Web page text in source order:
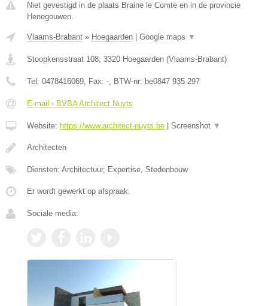
Niet gevestigd in de plaats Braine le Comte en in de provincie
Henegouwen.
Vlaams-Brabant » Hoegaarden Google maps ▼
Stoopkensstraat 108, 3320 Hoegaarden (Vlaams-Brabant)
Tel: 0478416069, Fax: -, BTW-nr: be0847 935 297
E-mail › BVBA Architect Nuyts
Website: https://www.architect-nuyts.be Screenshot ▼
Architecten
Diensten: Architectuur, Expertise, Stedenbouw
Er wordt gewerkt op afspraak.
Sociale media: